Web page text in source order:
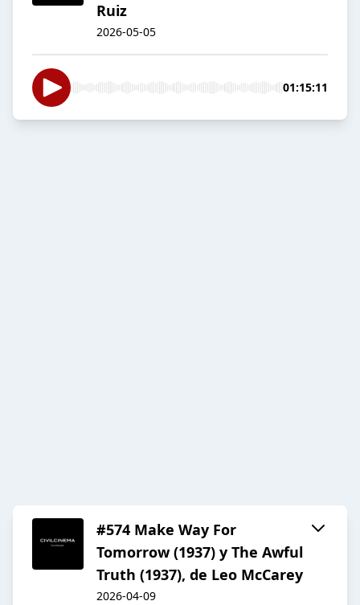
Ruiz
2026-05-05
01:15:11
#574 Make Way For
Tomorrow (1937) y The Awful
Truth (1937), de Leo McCarey
2026-04-09